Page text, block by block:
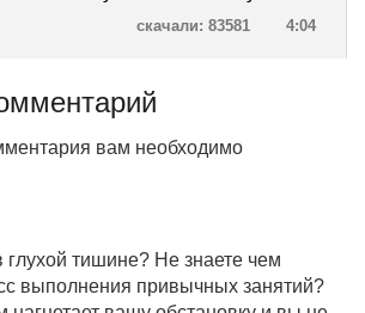
4:04
скачали: 83581
вам необходимо
глухой тишине? Не знаете чем
выполнения привычных занятий?